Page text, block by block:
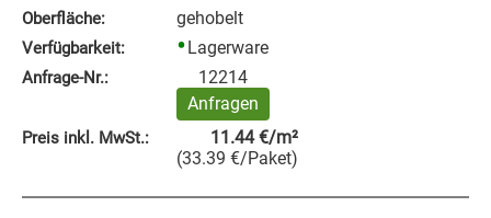
Oberfläche: gehobelt
Verfügbarkeit: Lagerware
Anfrage‑Nr.:
12214
Anfragen
Preis inkl. MwSt.: 11.44€/m²
(33.39 €/Paket)